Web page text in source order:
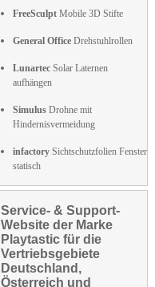
FreeSculpt Mobile 3D Stifte
General Office Drehstuhlrollen
Lunartec Solar Laternen
aufhängen
Simulus Drohne mit
Hindernisvermeidung
infactory Sichtschutzfolien Fenster
statisch
Service- & Support-
Website der Marke
Playtastic für die
Vertriebsgebiete
Deutschland,
Österreich und